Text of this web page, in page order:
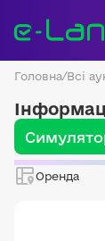
Головна/Всі
Оренда